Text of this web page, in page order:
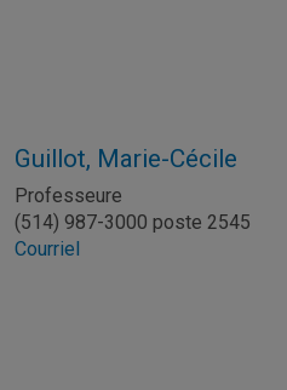
Guillot, Marie-Cécile
Professeure
(514) 987-3000 poste 2545
Courriel